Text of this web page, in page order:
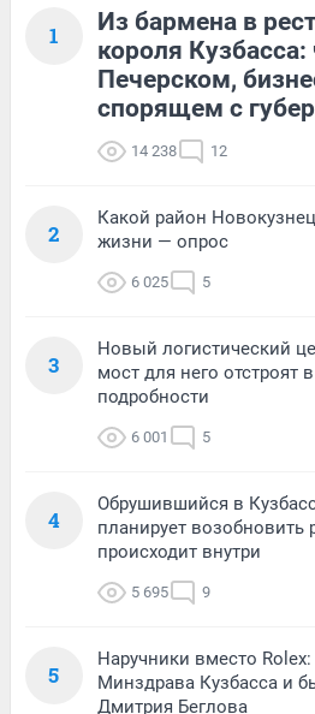
1
Из бармена в
короля
Печерском,
спорящем с
14 238 12
2
Какой район
жизни — опрос
6 025 5
3
Новый логистический
мост для него отстроят
подробности
6 001 5
4
Обрушившийся в
планирует возобновить
происходит внутри
5 695 9
5
Наручники вместо
Минздрава Кузбасса и
Дмитрия Беглова